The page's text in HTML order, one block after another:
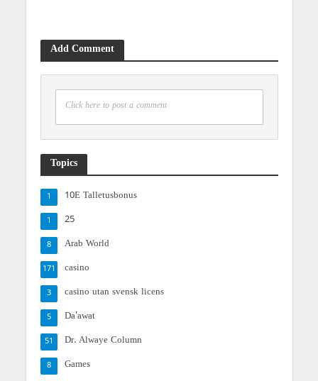
Add Comment
Click here to post a comment
Topics
10E Talletusbonus
1
25
1
Arab World
8
casino
171
casino utan svensk licens
3
Da'awat
5
Dr. Alwaye Column
51
Games
8